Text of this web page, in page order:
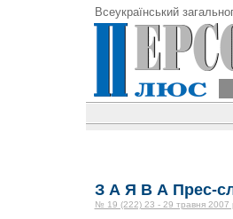
Всеукраїнський
З А Я В А Прес-
№ 19 (222) 23 - 29 травня 2007